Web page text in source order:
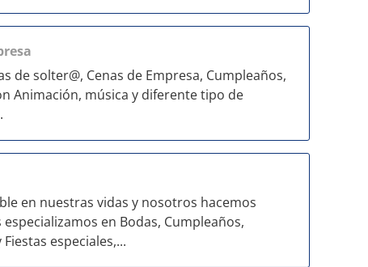
de solter@, Cenas de Empresa, Cumpleaños,
Animación, música y diferente tipo de
en nuestras vidas y nosotros hacemos
en Bodas, Cumpleaños,
especiales,...